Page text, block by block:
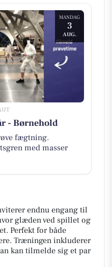
MANDAG
3
AUG.
- Børnehold
fægtning.
med masser
endnu engang til
glæden ved spillet og
Perfekt for både
Træningen inkluderer
kan tilmelde sig et par